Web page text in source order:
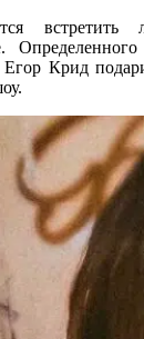
Крид